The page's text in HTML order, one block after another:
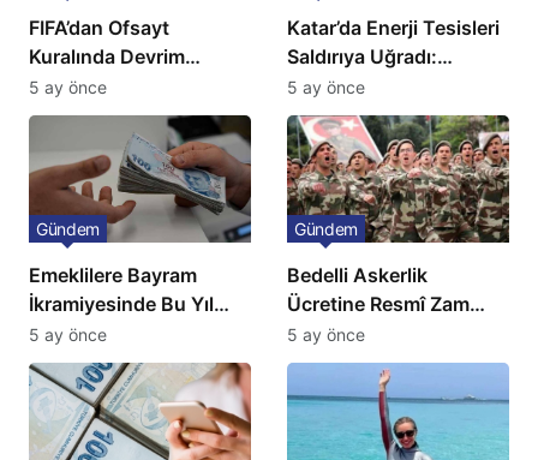
FIFA’dan Ofsayt
Kuralında Devrim
Niteliğinde Onay
5 ay önce
Katar’da Enerji Tesisleri
Saldırıya Uğradı:
Avrupa’da Doğalgaz
Fiyatlarında Sert Artış
5 ay önce
Emeklilere Bayram
İkramiyesinde Bu Yıl
Artış Gelmeyecek
Gündem
5 ay önce
Bedelli Askerlik
Ücretine Resmî Zam
Geliyor
Gündem
5 ay önce